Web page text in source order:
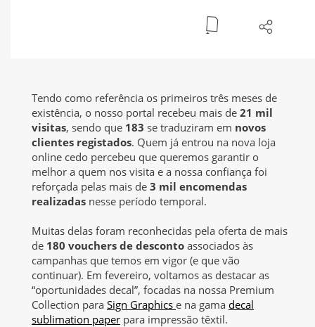
Tendo como referência os primeiros três meses de
existência, o nosso portal recebeu mais de 21 mil
visitas, sendo que 183 se traduziram em novos
clientes registados. Quem já entrou na nova loja
online cedo percebeu que queremos garantir o
melhor a quem nos visita e a nossa confiança foi
reforçada pelas mais de 3 mil encomendas
realizadas nesse período temporal.
Muitas delas foram reconhecidas pela oferta de mais
de 180 vouchers de desconto associados às
campanhas que temos em vigor (e que vão
continuar). Em fevereiro, voltamos as destacar as
“oportunidades decal”, focadas na nossa Premium
Collection para Sign Graphics e na gama decal
sublimation paper para impressão têxtil.